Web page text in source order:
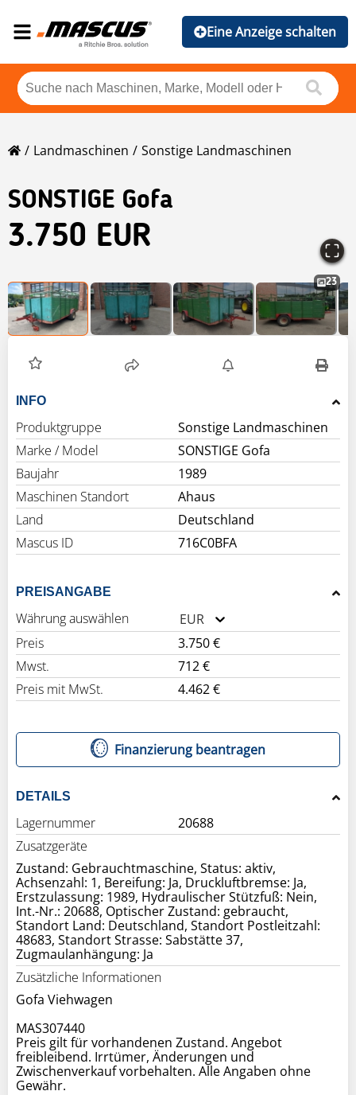
Eine Anzeige schalten
Landmaschinen Sonstige Landmaschinen
SONSTIGE Gofa
3.750 EUR
23
INFO
Produktgruppe
Sonstige Landmaschinen
Marke / Model
SONSTIGE Gofa
Baujahr
1989
Maschinen Standort
Ahaus
Land
Deutschland
Mascus ID
716C0BFA
PREISANGABE
Währung auswählen
EUR
Preis
3.750 €
Mwst.
712 €
Preis mit MwSt.
4.462 €
Finanzierung beantragen
DETAILS
Lagernummer
20688
Zusatzgeräte
Zustand: Gebrauchtmaschine, Status: aktiv,
Achsenzahl: 1, Bereifung: Ja, Druckluftbremse: Ja,
Erstzulassung: 1989, Hydraulischer Stützfuß: Nein,
Int.-Nr.: 20688, Optischer Zustand: gebraucht,
Standort Land: Deutschland, Standort Postleitzahl:
48683, Standort Strasse: Sabstätte 37,
Zugmaulanhängung: Ja
Zusätzliche Informationen
Gofa Viehwagen
MAS307440
Preis gilt für vorhandenen Zustand. Angebot
freibleibend. Irrtümer, Änderungen und
Zwischenverkauf vorbehalten. Alle Angaben ohne
Gewähr.